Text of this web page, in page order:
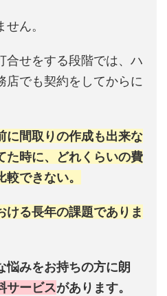
ん。
合せをする段階では、ハ
店でも契約をしてからに
に間取りの作成も出来な
た時に、どれくらいの費
できない。
ける長年の課題でありま
悩みをお持ちの方に朗
サービスがあります。